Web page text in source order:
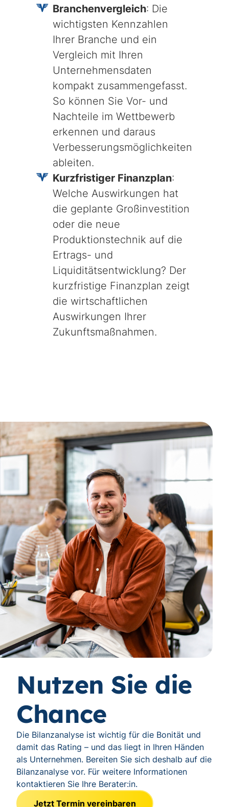
Branchenvergleich: Die
wichtigsten Kennzahlen
Ihrer Branche und ein
Vergleich mit Ihren
Unternehmensdaten
kompakt zusammengefasst.
So können Sie Vor- und
Nachteile im Wettbewerb
erkennen und daraus
Verbesserungsmöglichkeiten
ableiten.
Kurzfristiger Finanzplan:
Welche Auswirkungen hat
die geplante Großinvestition
oder die neue
Produktionstechnik auf die
Ertrags- und
Liquiditätsentwicklung? Der
kurzfristige Finanzplan zeigt
die wirtschaftlichen
Auswirkungen Ihrer
Zukunftsmaßnahmen.
Nutzen Sie die
Chance
Die Bilanzanalyse ist wichtig für die Bonität und
damit das Rating – und das liegt in Ihren Händen
als Unternehmen. Bereiten Sie sich deshalb auf die
Bilanzanalyse vor. Für weitere Informationen
kontaktieren Sie Ihre Berater:in.
Jetzt Termin vereinbaren